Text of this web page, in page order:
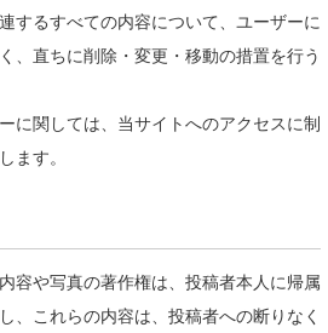
するすべての内容について、ユーザーに
、直ちに削除・変更・移動の措置を行う
に関しては、当サイトへのアクセスに制
ます。
容や写真の著作権は、投稿者本人に帰属
、これらの内容は、投稿者への断りなく